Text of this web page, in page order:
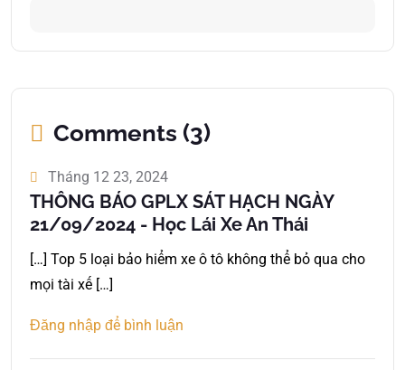
Comments (3)
Tháng 12 23, 2024
THÔNG BÁO GPLX SÁT HẠCH NGÀY
21/09/2024 - Học Lái Xe An Thái
[…] Top 5 loại bảo hiểm xe ô tô không thể bỏ qua cho
mọi tài xế […]
Đăng nhập để bình luận